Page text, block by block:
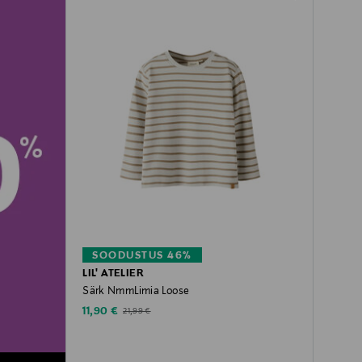
SOODUSTUS 46%
LIL' ATELIER
Särk NmmLimia Loose
Discounted Price
11,90 € Original Price
21,99 €